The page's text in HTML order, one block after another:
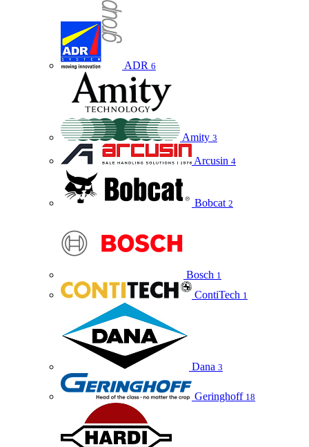
ADR 6
Amity 3
Arcusin 4
Bobcat 2
Bosch 1
ContiTech 1
Dana 3
Geringhoff 18